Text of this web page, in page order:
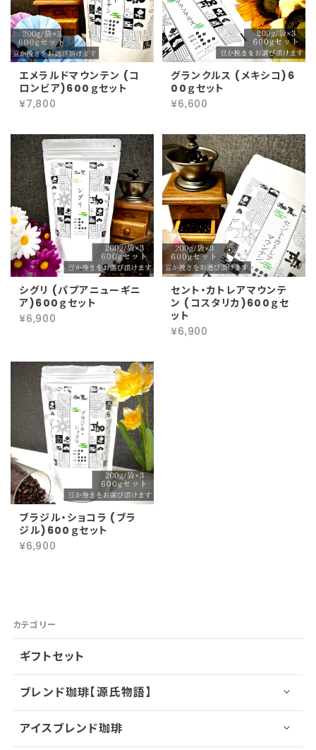
エメラルドマウンテン (コ
ロンビア)600ｇセット
¥7,800
グランクルス (メキシコ)6
00ｇセット
¥6,600
シグリ (パプアニューギニ
ア)600ｇセット
¥6,900
セント・カトレアマウンテ
ン (コスタリカ)600ｇセ
ット
¥6,900
ブラジル・ショコラ (ブラ
ジル)600ｇセット
¥6,900
カテゴリー
ギフトセット
ブレンド珈琲【源氏物語】
アイスブレンド珈琲